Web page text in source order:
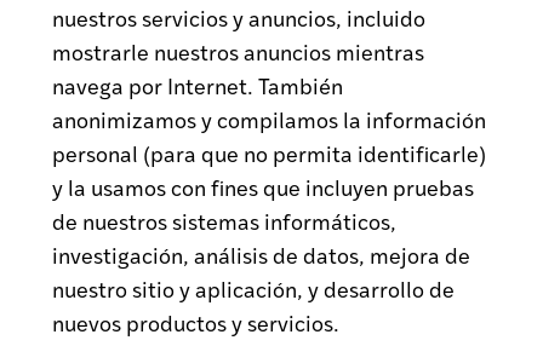
nuestros servicios y anuncios, incluido
mostrarle nuestros anuncios mientras
navega por Internet. También
anonimizamos y compilamos la información
personal (para que no permita identificarle)
y la usamos con fines que incluyen pruebas
de nuestros sistemas informáticos,
investigación, análisis de datos, mejora de
nuestro sitio y aplicación, y desarrollo de
nuevos productos y servicios.